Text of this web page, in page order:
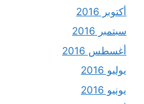
أكتوبر 2016
سبتمبر 2016
أغسطس 2016
يوليو 2016
يونيو 2016